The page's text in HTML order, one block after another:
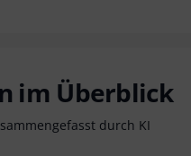
im Überblick
durch KI